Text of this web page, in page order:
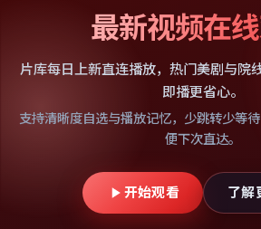
最新视频在
片库每日上新直连播放，热门美剧与院
即播更省心。
支持清晰度自选与播放记忆，少跳转少等
便下次直达。
开始观看 了解